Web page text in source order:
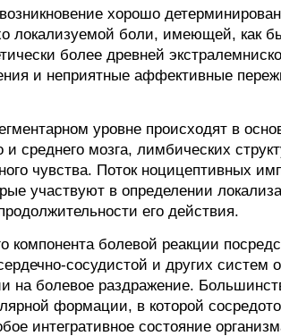
хорошо
локализуемой боли, имеющей, как
более древней
и неприятные аффективные
уровне происходят в
среднего мозга, лимбических
чувства. Поток ноцицептивных
участвуют в определении
его действия.
компонента болевой реакции
сосудистой и других систем
на болевое раздражение.
формации, в которой
интегративное состояние